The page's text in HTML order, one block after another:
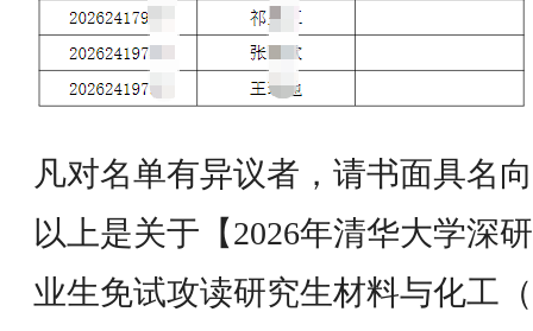
凡对名单有异议者，请书面具名
以上是关于【2026年清华大学深
业生免试攻读研究生材料与化工